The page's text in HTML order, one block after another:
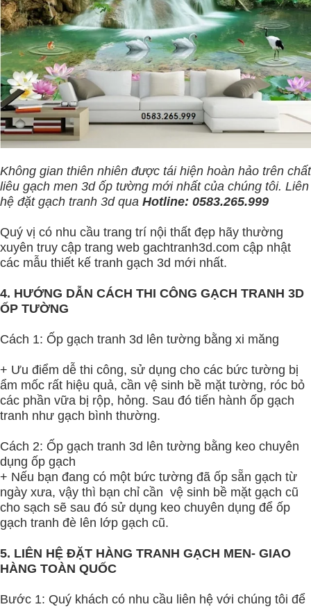
Không gian thiên nhiên được tái hiện hoàn hảo trên chất
liêu gạch men 3d ốp tường mới nhất của chúng tôi. Liên
hệ đặt gạch tranh 3d qua Hotline: 0583.265.999
Quý vị có nhu cầu trang trí nội thất đẹp hãy thường
xuyên truy cập trang web gachtranh3d.com cập nhật
các mẫu thiết kế tranh gạch 3d mới nhất.
4. HƯỚNG DẪN CÁCH THI CÔNG GẠCH TRANH 3D
ỐP TƯỜNG
Cách 1: Ốp gạch tranh 3d lên tường bằng xi măng
+ Ưu điểm dễ thi công, sử dụng cho các bức tường bị
ẩm mốc rất hiệu quả, cần vệ sinh bề mặt tường, róc bỏ
các phần vữa bị rộp, hỏng. Sau đó tiến hành ốp gạch
tranh như gạch bình thường.
Cách 2: Ốp gạch tranh 3d lên tường bằng keo chuyên
dụng ốp gạch
+ Nếu bạn đang có một bức tường đã ốp sẵn gạch từ
ngày xưa, vậy thì bạn chỉ cần vệ sinh bề mặt gạch cũ
cho sạch sẽ sau đó sử dụng keo chuyên dụng để ốp
gạch tranh đè lên lớp gạch cũ.
5. LIÊN HỆ ĐẶT HÀNG TRANH GẠCH MEN- GIAO
HÀNG TOÀN QUỐC
Bước 1: Quý khách có nhu cầu liên hệ với chúng tôi để